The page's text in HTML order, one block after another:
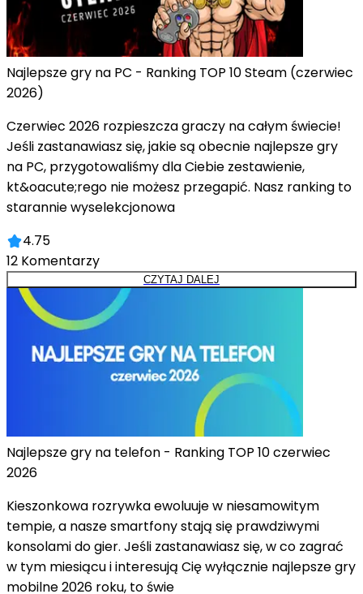
Najlepsze gry na PC - Ranking TOP 10 Steam (czerwiec
2026)
Czerwiec 2026 rozpieszcza graczy na całym świecie!
Jeśli zastanawiasz się, jakie są obecnie najlepsze gry
na PC, przygotowaliśmy dla Ciebie zestawienie,
kt&oacute;rego nie możesz przegapić. Nasz ranking to
starannie wyselekcjonowa
4.75
12 Komentarzy
CZYTAJ DALEJ
Najlepsze gry na telefon - Ranking TOP 10 czerwiec
2026
Kieszonkowa rozrywka ewoluuje w niesamowitym
tempie, a nasze smartfony stają się prawdziwymi
konsolami do gier. Jeśli zastanawiasz się, w co zagrać
w tym miesiącu i interesują Cię wyłącznie najlepsze gry
mobilne 2026 roku, to świe